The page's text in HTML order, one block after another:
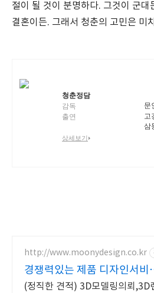
절이 될 것이 분명하다. 그것이 군대
결혼이든. 그래서 청춘의 고민은 미
청춘정담
감독
문
출연
고
삼
상세보기
http://www.moonydesign.co.kr
경쟁력있는 제품 디자인서비
국제디자인어워드 레드닷 수
(정직한 견적) 3D모델링의뢰,3D